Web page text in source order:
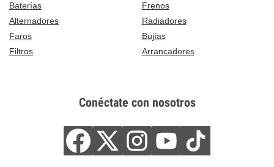
Baterías
Frenos
Alternadores
Radiadores
Faros
Bujías
Filtros
Arrancadores
Conéctate con nosotros